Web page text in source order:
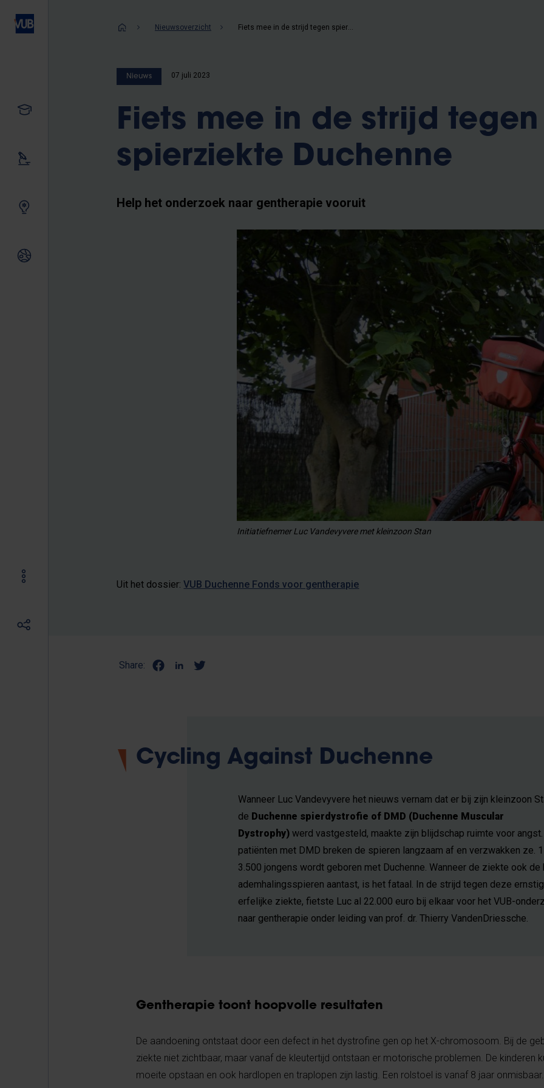
Ons onderzoek
Samen innoveren
Kruimelpad
Nieuwsoverzicht
Nieuws 07 juli 2023
Fiets mee in de strijd tegen
spierziekte Duchenne
Help het onderzoek naar gentherapie vooruit
Initiatiefnemer Luc Vandevyvere met kleinzoon Stan
Uit het dossier: VUB Duchenne Fonds voor gentherapie
Share:
Cycling Against Duchenne
Wanneer Luc Vandevyvere het nieuws vernam dat er bij zijn kleinzoon
de Duchenne spierdystrofie of DMD (Duchenne Muscular
Dystrophy) werd vastgesteld, maakte zijn blijdschap ruimte voor
patiënten met DMD breken de spieren langzaam af en verzwakken ze.
3.500 jongens wordt geboren met Duchenne. Wanneer de ziekte ook de
ademhalingsspieren aantast, is het fataal. In de strijd tegen deze
erfelijke ziekte, fietste Luc al 22.000 euro bij elkaar voor het VUB-
naar gentherapie onder leiding van prof. dr. Thierry VandenDriessche.
Gentherapie toont hoopvolle resultaten
De aandoening ontstaat door een defect in het dystrofine gen op het X-chromosoom. Bij de
ziekte niet zichtbaar, maar vanaf de kleutertijd ontstaan er motorische problemen. De kinderen
moeite opstaan en ook hardlopen en traplopen zijn lastig. Een rolstoel is vanaf 8 jaar